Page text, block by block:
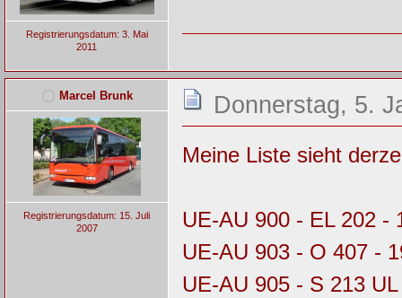
Registrierungsdatum: 3. Mai
2011
Marcel Brunk
Registrierungsdatum: 15. Juli
2007
Donnerstag, 5.
Meine Liste sieht
UE-AU 900 - EL 202 -
UE-AU 903 - O 407 -
UE-AU 905 - S 213